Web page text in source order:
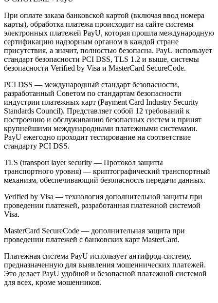
При оплате заказа банковской картой (включая ввод номера
карты), обработка платежа происходит на сайте системы
электронных платежей PayU, которая прошла международную
сертификацию надзорным органом в каждой стране
присутствия, а значит, полностью безопасна. PayU использует
стандарт безопасности PCI DSS, TLS 1.2 и выше, системы
безопасности Verified by Visa и MasterCard SecureCode.
PCI DSS — международный стандарт безопасности,
разработанный Советом по стандартам безопасности
индустрии платежных карт (Payment Card Industry Security
Standards Council). Представляет собой 12 требований к
построению и обслуживанию безопасных систем и принят
крупнейшими международными платежными системами.
PayU ежегодно проходит тестирование на соответствие
стандарту PCI DSS.
TLS (transport layer security — Протокол защиты
транспортного уровня) — криптографический транспортный
механизм, обеспечивающий безопасность передачи данных.
Verified by Visa — технология дополнительной защиты при
проведении платежей, разработанная платежной системой
Visa.
MasterCard SecureCode — дополнительная защита при
проведении платежей с банковских карт MasterCard.
Платежная система PayU использует антифрод-систему,
предназначенную для выявления мошеннических платежей.
Это делает PayU удобной и безопасной платежной системой
для всех, кроме мошенников.